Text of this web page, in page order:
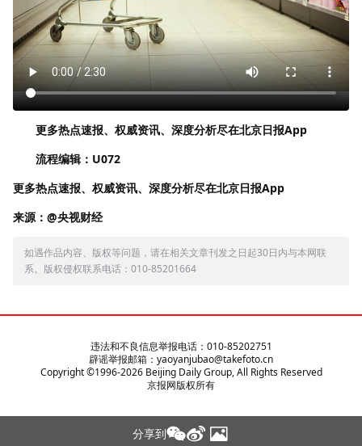
更多热点速报、权威资讯、深度分析尽在北京日报App
流程编辑：U072
更多热点速报、权威资讯、深度分析尽在北京日报App
来源：@央视财经
如遇作品内容、版权等问题，请在相关文章刊发之日起30日内与本网联
系。版权侵权联系电话：010-85201664
分享到
违法和不良信息举报电话：010-85202751
辟谣举报邮箱：yaoyanjubao@takefoto.cn
Copyright ©1996-2026Beijing Daily Group, All Rights Reserved
京报网版权所有